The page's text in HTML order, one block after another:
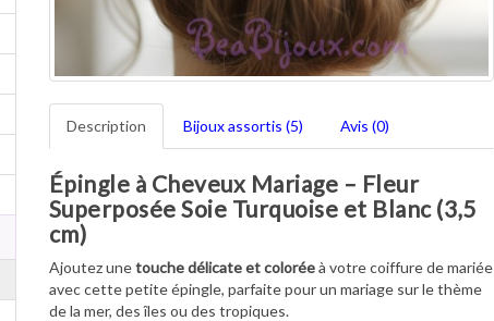
Description Bijoux assortis (5) Avis (0)
Épingle à Cheveux Mariage – Fleur
Superposée Soie Turquoise et Blanc (3,5
cm)
Ajoutez unetouche délicate et coloréeà votre coiffure de mariée
avec cette petite épingle, parfaite pour un mariage sur le thème
de la mer, des îles ou des tropiques.